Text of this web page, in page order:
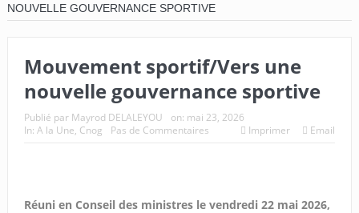
NOUVELLE GOUVERNANCE SPORTIVE
Mouvement sportif/Vers une
nouvelle gouvernance sportive
Publié par Mayrod DELALEYOU on: mai 23, 2026
In: A la Une, Cnog Pas de Commentaires Imprimer Email
Réuni en Conseil des ministres le vendredi 22 mai 2026,